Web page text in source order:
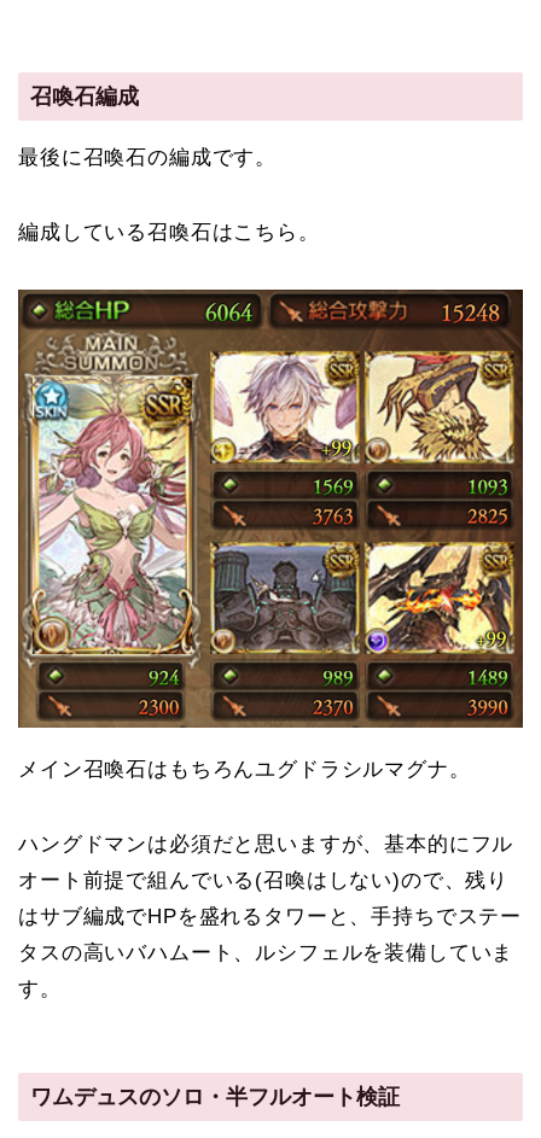
召喚石編成
最後に召喚石の編成です。
編成している召喚石はこちら。
メイン召喚石はもちろんユグドラシルマグナ。
ハングドマンは必須だと思いますが、基本的にフル
オート前提で組んでいる(召喚はしない)ので、残り
はサブ編成でHPを盛れるタワーと、手持ちでステー
タスの高いバハムート、ルシフェルを装備していま
す。
ワムデュスのソロ・半フルオート検証